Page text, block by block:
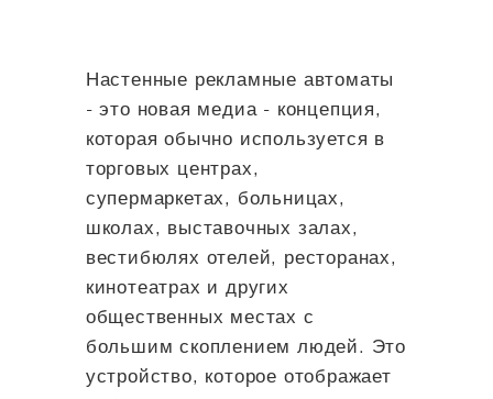
Настенные рекламные автоматы
- это новая медиа - концепция,
которая обычно используется в
торговых центрах,
супермаркетах, больницах,
школах, выставочных залах,
вестибюлях отелей, ресторанах,
кинотеатрах и других
общественных местах с
большим скоплением людей. Это
устройство, которое отображает